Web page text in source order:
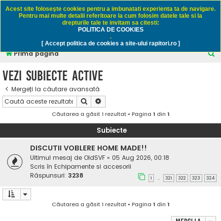
Rapitori.ro - Pescuit sportiv
Prima pagină
C
Vezi subiecte active
Mergeți la căutare avansată
Căutare
Căutarea a găsit 1 rezultat • Pagina 1 din 1
Subiecte
DISCUTII VOBLERE HOME MADE!!
Ultimul mesaj de OldSVF « 05 Aug 2026, 00:18
Scris în Echipamente si accesorii
Răspunsuri: 3238 1 … 321 322 323 324
Căutarea a găsit 1 rezultat • Pagina 1 din 1
Acest site foloseşte cookies pentru a imbunatati experienta ta de navigare.
Pentru mai multe detalii referitoare la cum folosim datele tale si la
drepturile tale te invitam sa citesti:
POLITICA DE COOKIES
.
[ Accept politica de cookies a site-ului rapitori.ro ]